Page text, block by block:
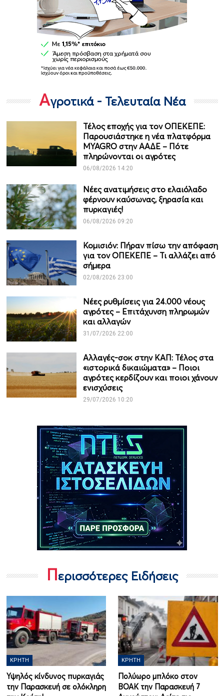
Αγροτικά - Τελευταία Νέα
Τέλος εποχής για τον ΟΠΕΚΕΠΕ:
Παρουσιάστηκε η νέα πλατφόρμα
MYAGRO στην ΑΑΔΕ – Πότε
πληρώνονται οι αγρότες
06/08/2026 14:20
Νέες ανατιμήσεις στο ελαιόλαδο
φέρνουν καύσωνας, ξηρασία και
πυρκαγιές!
06/08/2026 09:20
Κομισιόν: Πήραν πίσω την απόφαση
για τον ΟΠΕΚΕΠΕ – Τι αλλάζει από
σήμερα
02/08/2026 23:00
Νέες ρυθμίσεις για 24.000 νέους
αγρότες – Επιτάχυνση πληρωμών
και αλλαγών
31/07/2026 22:00
Αλλαγές-σοκ στην ΚΑΠ: Τέλος στα
«ιστορικά δικαιώματα» – Ποιοι
αγρότες κερδίζουν και ποιοι χάνουν
ενισχύσεις
29/07/2026 10:20
Περισσότερες Ειδήσεις
ΚΡΉΤΗ
Υψηλός κίνδυνος πυρκαγιάς
την Παρασκευή σε ολόκληρη
ΚΡΉΤΗ
Πολύωρο μπλόκο στον
ΒΟΑΚ την Παρασκευή 7